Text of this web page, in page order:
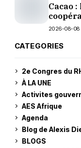
Cacao
2026-08-08
CATEGORIES
2e Congres du
À LA UNE
Activites
AES Afrique
Agenda
Blog de Alexis
BLOGS